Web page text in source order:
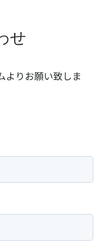
せ
よりお願い致しま